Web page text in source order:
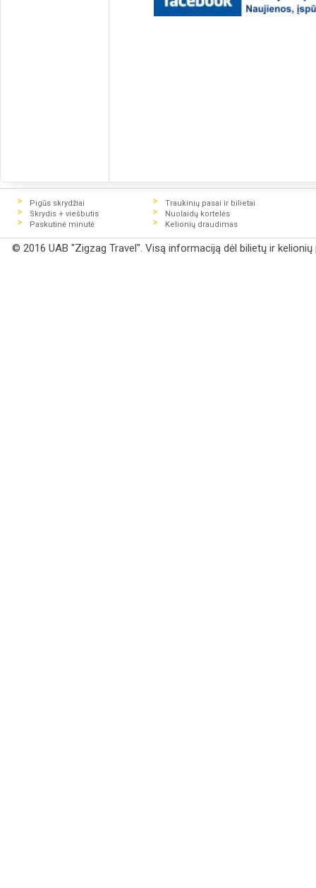
Pigūs skrydžiai
Skrydis + viešbutis
Paskutinė minutė
Traukinių pasai ir bilietai
Nuolaidų kortelės
Kelionių draudimas
© 2016 UAB "Zigzag Travel". Visą informaciją dėl bilietų ir